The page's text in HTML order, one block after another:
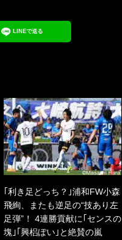
LINEで送る
｢利き足どっち？｣浦和FW小森
飛絢、またも逆足の“技あり左
足弾”！ 4連勝貢献に｢センスの
塊｣｢興梠ぽい｣と絶賛の嵐